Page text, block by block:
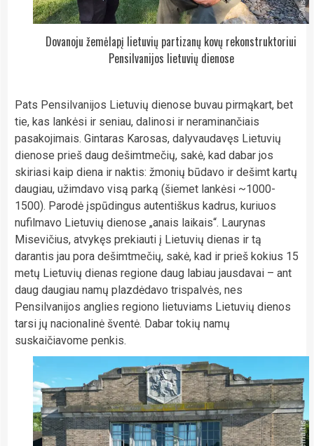
Dovanoju žemėlapį lietuvių partizanų kovų rekonstruktoriui
Pensilvanijos lietuvių dienose
Pats Pensilvanijos Lietuvių dienose buvau pirmąkart, bet
tie, kas lankėsi ir seniau, dalinosi ir neraminančiais
pasakojimais. Gintaras Karosas, dalyvaudavęs Lietuvių
dienose prieš daug dešimtmečių, sakė, kad dabar jos
skiriasi kaip diena ir naktis: žmonių būdavo ir dešimt kartų
daugiau, užimdavo visą parką (šiemet lankėsi ~1000-
1500). Parodė įspūdingus autentiškus kadrus, kuriuos
nufilmavo Lietuvių dienose „anais laikais“. Laurynas
Misevičius, atvykęs prekiauti į Lietuvių dienas ir tą
darantis jau pora dešimtmečių, sakė, kad ir prieš kokius 15
metų Lietuvių dienas regione daug labiau jausdavai – ant
daug daugiau namų plazdėdavo trispalvės, nes
Pensilvanijos anglies regiono lietuviams Lietuvių dienos
tarsi jų nacionalinė šventė. Dabar tokių namų
suskaičiavome penkis.